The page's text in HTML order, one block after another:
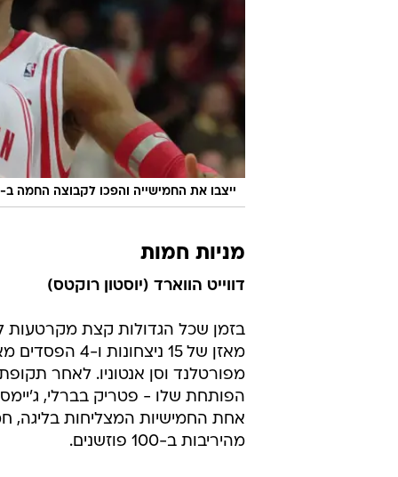
ייצבו את החמישייה והפכו לקבוצה החמה ב-NBA. שחקני יוסטון
מניות חמות
דווייט הווארד (יוסטון רוקטס)
מאזן של 15
מפורטלנד וסן אנטוניו. לאחר
הפותחת שלו - פטריק בברלי, ג'יימס
מהיריבות ב-100 פוזשנים.